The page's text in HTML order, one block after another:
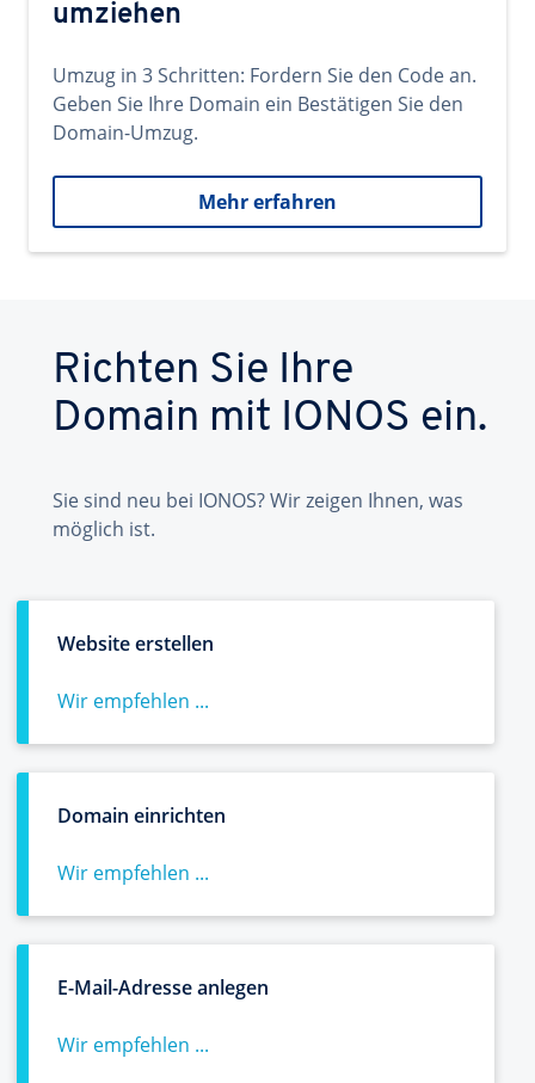
umziehen
Umzug in 3 Schritten: Fordern Sie den Code an.
Geben Sie Ihre Domain ein Bestätigen Sie den
Domain-Umzug.
Mehr erfahren
Richten Sie Ihre
Domain mit IONOS ein.
Sie sind neu bei IONOS? Wir zeigen Ihnen, was
möglich ist.
Website erstellen
Wir empfehlen ...
Domain einrichten
Wir empfehlen ...
E-Mail-Adresse anlegen
Wir empfehlen ...